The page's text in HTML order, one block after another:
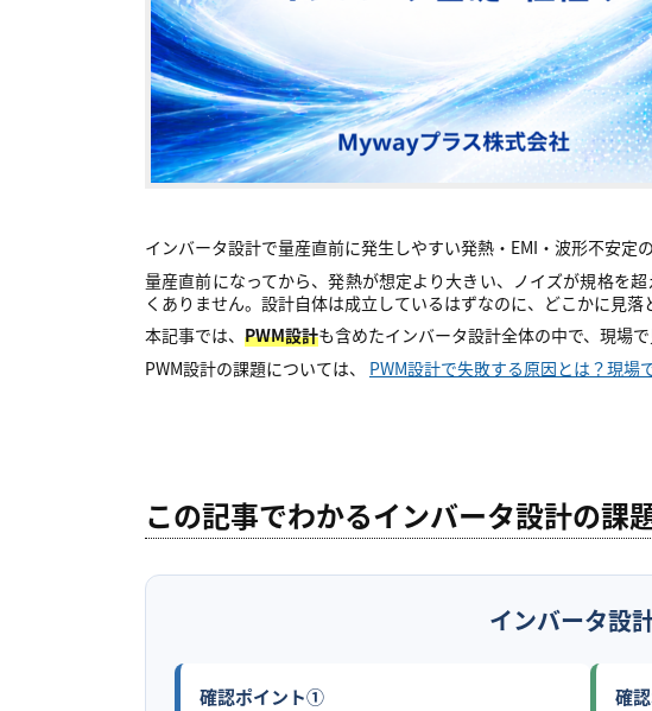
インバータ設計で量産直前に発生しやすい発熱・EMI・波形不安
量産直前になってから、発熱が想定より大きい、ノイズが規格
くありません。設計自体は成立しているはずなのに、どこかに見
本記事では、 PWM設計も含めたインバータ設計全体の中で、現場
PWM設計の課題については、 PWM設計で失敗する原因とは？現
この記事でわかるインバータ設計の課
インバータ設
確認ポイント①
確